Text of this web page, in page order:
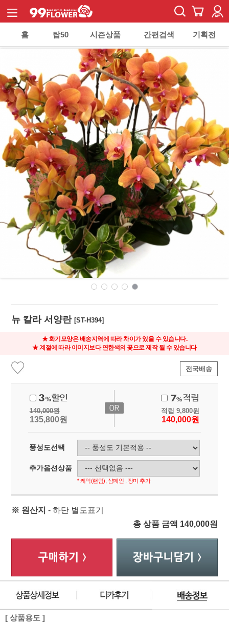
홈 탑50 시즌상품 간편검색 기획전
뉴 칼라 서양란[ST-H394]
★ 화기모양은 배송지역에 따라 차이가 있을 수 있습니다.
★ 계절에 따라 이미지보다 연한색의 꽃으로 제작 될 수 있습니다
전국배송
140,000원
135,800원
적립 9,800원
140,000원
풍성도선택
추가옵션상품
* 케익(랜덤), 샴페인 , 장미 추가
※ 원산지 - 하단 별도표기
총 상품 금액 140,000원
[ 상품용도 ]